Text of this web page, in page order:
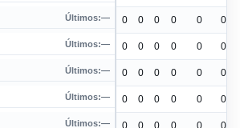
Últimos:— 0 0 0 0 0 0
Últimos:— 0 0 0 0 0 0
Últimos:— 0 0 0 0 0 0
Últimos:— 0 0 0 0 0 0
Últimos:— 0 0 0 0 0 0